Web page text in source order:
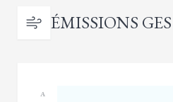
ÉMISSIONS GES
A